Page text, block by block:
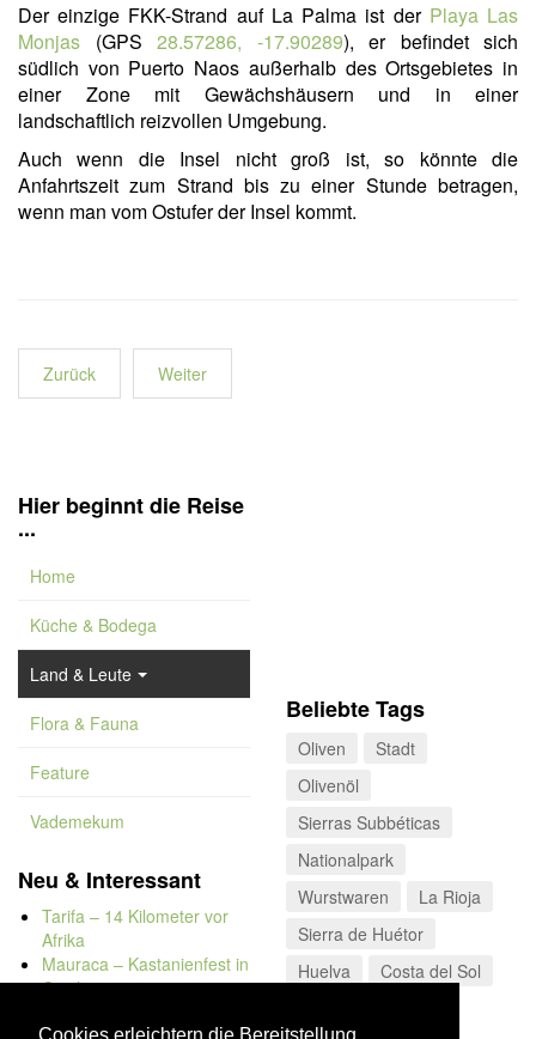
Der einzige FKK-Strand auf La Palma ist der Playa Las
Monjas (GPS 28.57286, -17.90289), er befindet sich
südlich von Puerto Naos außerhalb des Ortsgebietes in
einer Zone mit Gewächshäusern und in einer
landschaftlich reizvollen Umgebung.
Auch wenn die Insel nicht groß ist, so könnte die
Anfahrtszeit zum Strand bis zu einer Stunde betragen,
wenn man vom Ostufer der Insel kommt.
Zurück Weiter
Hier beginnt die Reise
...
Home
Küche & Bodega
Land & Leute
Flora & Fauna
Feature
Vademekum
Neu & Interessant
Tarifa – 14 Kilometer vor
Afrika
Mauraca – Kastanienfest in
Capileira
Beliebte Tags
Oliven
Stadt
Olivenöl
Sierras Subbéticas
Nationalpark
Wurstwaren
La Rioja
Sierra de Huétor
Huelva
Costa del Sol